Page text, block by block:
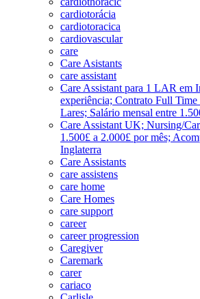
cardiotorácia
cardiotoracica
cardiovascular
care
Care Asistants
care assistant
Care Assistant para 1 LAR em
experiência; Contrato Full Time
Lares; Salário mensal entre
Care Assistant UK; Nursing/
1.500£ a 2.000£ por mês;
Inglaterra
Care Assistants
care assistens
care home
Care Homes
care support
career
career progression
Caregiver
Caremark
carer
cariaco